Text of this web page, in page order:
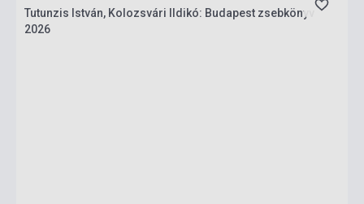
Tutunzis István, Kolozsvári Ildikó: Budapest zsebkönyv
2026